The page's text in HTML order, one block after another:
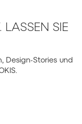
LASSEN SIE
Design-Stories und